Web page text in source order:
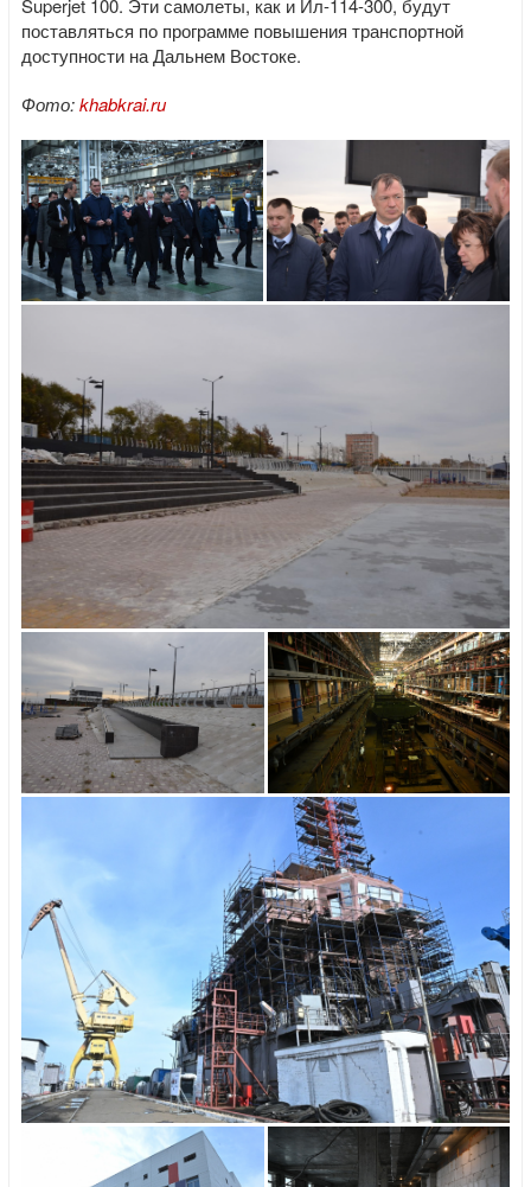
Superjet 100. Эти самолеты, как и Ил-114-300, будут
поставляться по программе повышения транспортной
доступности на Дальнем Востоке.
Фото:khabkrai.ru